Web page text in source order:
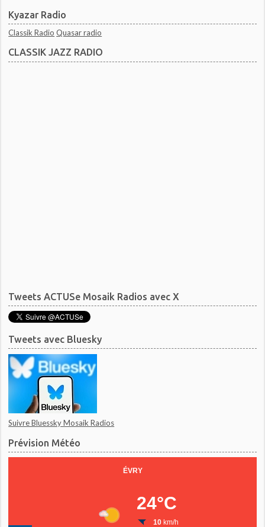
Kyazar Radio
Classik Radio Quasar radio
CLASSIK JAZZ RADIO
Tweets ACTUSe Mosaik Radios avec X
Tweets avec Bluesky
Suivre Bluessky Mosaik Radios
Prévision Météo